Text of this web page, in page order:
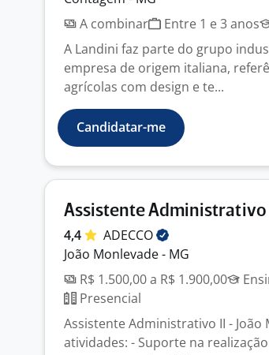
A combinar
Entre 1 e 3 anos
A Landini faz parte do grupo
empresa de origem italiana,
agrícolas com design e te...
Candidatar-me
Assistente Administrativo
4,4
ADECCO
João Monlevade - MG
R$ 1.500,00 a R$ 1.900,00
Presencial
Assistente Administrativo II - João
atividades: - Suporte na